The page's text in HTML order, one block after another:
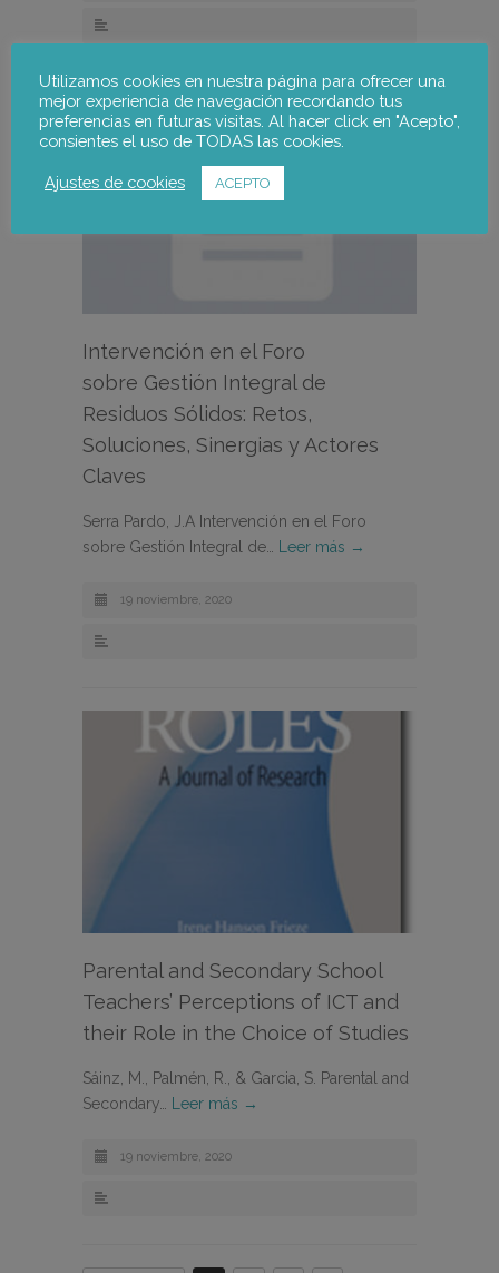
Intervención en el Foro
sobre Gestión Integral de
Residuos Sólidos: Retos,
Soluciones, Sinergias y Actores
Claves
Serra Pardo, J.A Intervención en el Foro
sobre Gestión Integral de…
Leer más →
19 noviembre, 2020
Parental and Secondary School
Teachers’ Perceptions of ICT and
their Role in the Choice of Studies
Sáinz, M., Palmén, R., & Garcia, S. Parental and
Secondary…
Leer más →
19 noviembre, 2020
Utilizamos cookies en nuestra página para ofrecer una
mejor experiencia de navegación recordando tus
preferencias en futuras visitas. Al hacer click en "Acepto",
consientes el uso de TODAS las cookies.
Ajustes de cookies ACEPTO